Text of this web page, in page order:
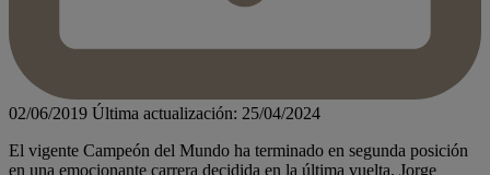
02/06/2019 Última actualización: 25/04/2024
El vigente Campeón del Mundo ha terminado en segunda posición
en una emocionante carrera decidida en la última vuelta. Jorge